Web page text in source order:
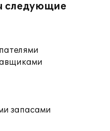
следующие
запасами